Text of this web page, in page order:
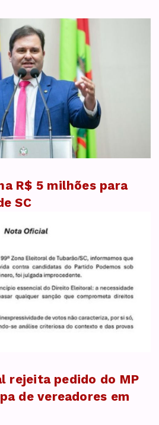
R$ 5 milhões para
SC
rejeita pedido do MP
de vereadores em